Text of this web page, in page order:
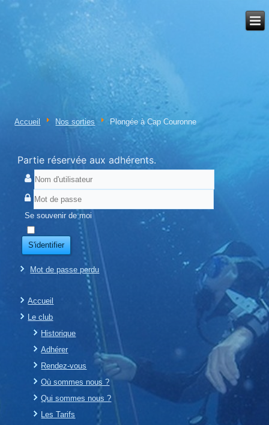
Accueil Nos sorties Plongée à Cap Couronne
Partie réservée aux adhérents.
Se souvenir de moi
S'identifier
Mot de passe perdu
Accueil
Le club
Historique
Adhérer
Rendez-vous
Où sommes nous ?
Qui sommes nous ?
Les Tarifs